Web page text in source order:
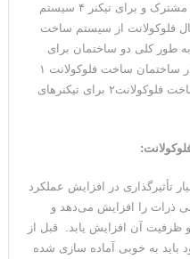
همچنین۱و۲) سیستم ساخت به صورت مشترک و برای تیکنر ۴ سیستم
فلوکولانت از سیستم ساخت
۴ وجود دارد. به طور کلی دو ساختمان برای
ساخت فلوکولانت تیکنرها وجود دارد. در ساختمان ساخت فلوکولانت ۱
برای تیکنرهای ۱ و ۲ و در ساختمان ساخت فلوکولانت۲ برای تیکنرهای
تأثیرگذاری در افزایش عملکرد
ذرات را افزایش می‌دهد و
آن افزایش یابد. قبل از
باید به خوبی آماده سازی شده